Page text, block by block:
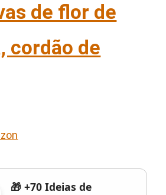
de flor de
cordão de
🎁 +70 Ideias de